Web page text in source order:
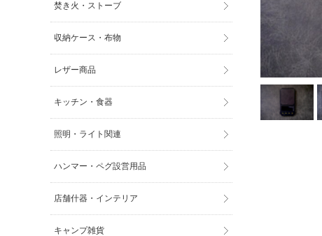
焚き火・ストーブ
収納ケース・布物
レザー商品
キッチン・食器
照明・ライト関連
ハンマー・ペグ設営用品
店舗什器・インテリア
キャンプ雑貨